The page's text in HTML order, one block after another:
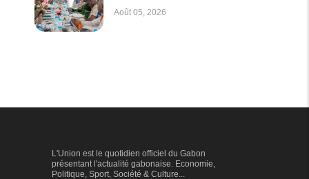
Août 05, 2026
L'Union est le quotidien officiel du Gabon
présentant l'actualité gabonaise. Economie,
Politique, Sport, Société & Culture...